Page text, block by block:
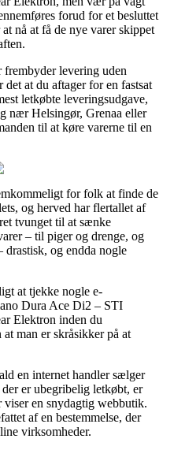
forud for et besluttet
nå at få de nye varer skippet
levering uden
at du aftager for en fastsat
letkøbte leveringsudgave,
nær Helsingør, Grenaa eller
til at køre varerne til en
for folk at finde de
og herved har flertallet af
tvunget til at sænke
– til piger og drenge, og
og endda nogle
at tjekke nogle e-
Dura Ace Di2 – STI
Elektron inden du
man er skråsikker på at
en internet handler sælger
er ubegribelig letkøbt, er
en snydagtig webbutik.
af en bestemmelse, der
virksomheder.